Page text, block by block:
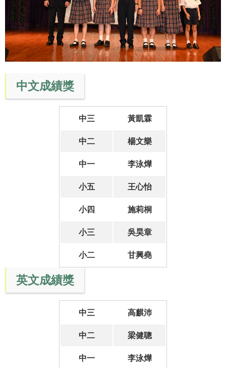
中文成績獎
中三 黃凱霖
中二 楊文樂
中一 李泳燁
小五 王心怡
小四 施莉桐
小三 吳昊章
小二 甘興堯
英文成績獎
中三 高麒沛
中二 梁健聰
中一 李泳燁